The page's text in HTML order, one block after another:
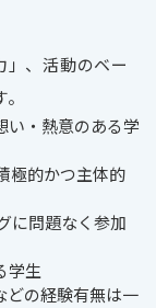
、活動のベー
い・熱意のある学
極的かつ主体的
に問題なく参加
学生
の経験有無は一